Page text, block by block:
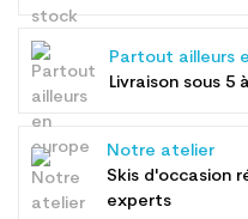
Partout ailleurs
Livraison sous 5
Notre atelier
Skis d'occasion
experts